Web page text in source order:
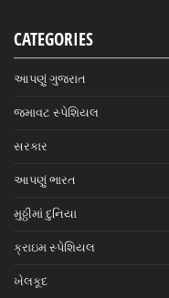
CATEGORIES
આપણું ગુજરાત
જમાવટ સ્પેશિયલ
સરકાર
આપણું ભારત
મુઠ્ઠીમાં દુનિયા
ક્રાઇમ સ્પેશિયલ
ખેલકૂદ